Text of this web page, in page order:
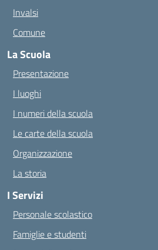
Invalsi
Comune
La Scuola
Presentazione
I luoghi
I numeri della scuola
Le carte della scuola
Organizzazione
La storia
I Servizi
Personale scolastico
Famiglie e studenti